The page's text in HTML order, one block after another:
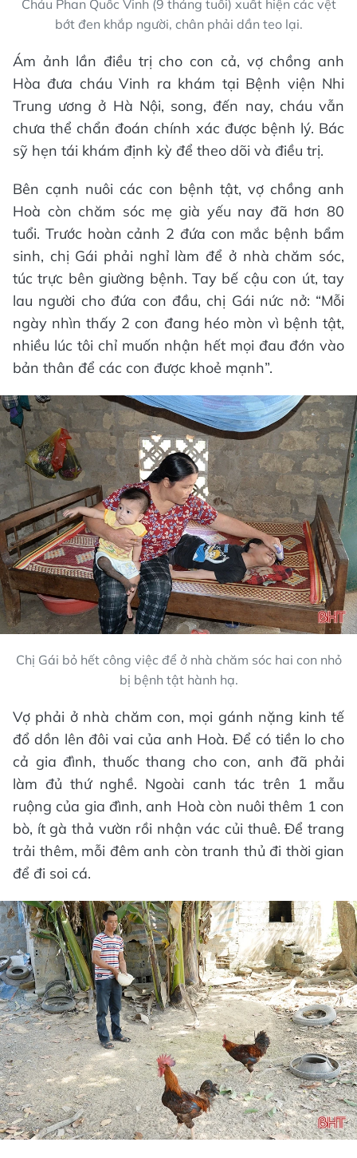
Cháu Phan Quốc Vinh (9 tháng tuổi) xuất hiện các vệt
bớt đen khắp người, chân phải dần teo lại.
Ám ảnh lần điều trị cho con cả, vợ chồng anh
Hòa đưa cháu Vinh ra khám tại Bệnh viện Nhi
Trung ương ở Hà Nội, song, đến nay, cháu vẫn
chưa thể chẩn đoán chính xác được bệnh lý. Bác
sỹ hẹn tái khám định kỳ để theo dõi và điều trị.
Bên cạnh nuôi các con bệnh tật, vợ chồng anh
Hoà còn chăm sóc mẹ già yếu nay đã hơn 80
tuổi. Trước hoàn cảnh 2 đứa con mắc bệnh bẩm
sinh, chị Gái phải nghỉ làm để ở nhà chăm sóc,
túc trực bên giường bệnh. Tay bế cậu con út, tay
lau người cho đứa con đầu, chị Gái nức nở: “Mỗi
ngày nhìn thấy 2 con đang héo mòn vì bệnh tật,
nhiều lúc tôi chỉ muốn nhận hết mọi đau đớn vào
bản thân để các con được khoẻ mạnh”.
Chị Gái bỏ hết công việc để ở nhà chăm sóc hai con nhỏ
bị bệnh tật hành hạ.
Vợ phải ở nhà chăm con, mọi gánh nặng kinh tế
đổ dồn lên đôi vai của anh Hoà. Để có tiền lo cho
cả gia đình, thuốc thang cho con, anh đã phải
làm đủ thứ nghề. Ngoài canh tác trên 1 mẫu
ruộng của gia đình, anh Hoà còn nuôi thêm 1 con
bò, ít gà thả vườn rồi nhận vác củi thuê. Để trang
trải thêm, mỗi đêm anh còn tranh thủ đi thời gian
để đi soi cá.